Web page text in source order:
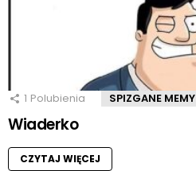
1 Polubienia SPIZGANE MEMY
Wiaderko
CZYTAJ WIĘCEJ